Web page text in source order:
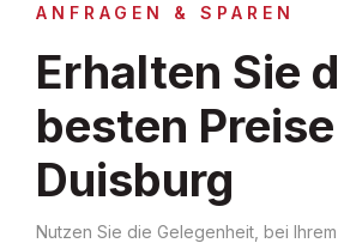
ANFRAGEN & SPAREN
Erhalten Sie
besten
Duisburg
Nutzen Sie die Gelegenheit, bei